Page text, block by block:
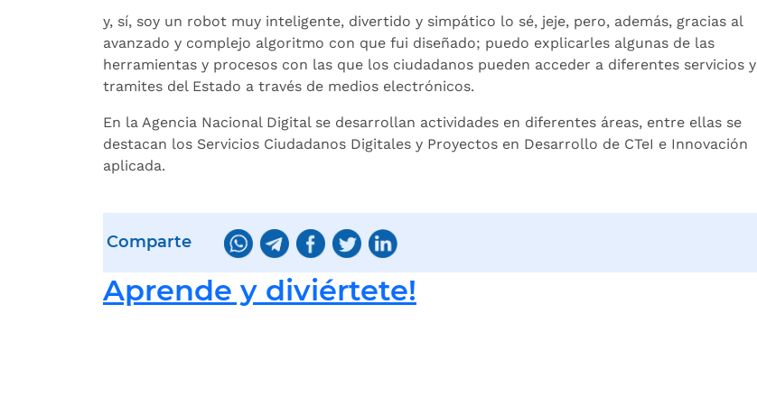
y, sí, soy un robot muy inteligente, divertido y simpático lo sé, jeje, pero, además, gracias al
avanzado y complejo algoritmo con que fui diseñado; puedo explicarles algunas de las
herramientas y procesos con las que los ciudadanos pueden acceder a diferentes servicios y
tramites del Estado a través de medios electrónicos.
En la Agencia Nacional Digital se desarrollan actividades en diferentes áreas, entre ellas se
destacan los Servicios Ciudadanos Digitales y Proyectos en Desarrollo de CTeI e Innovación
aplicada.
Comparte
Aprende y diviértete!